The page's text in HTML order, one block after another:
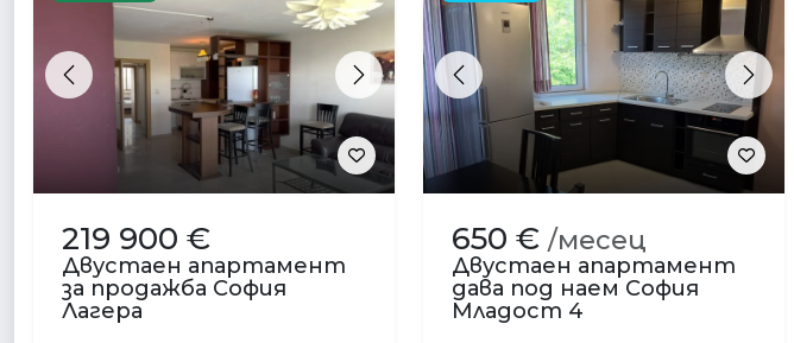
Previous Next
219 900 €
Двустаен апартамент
за продажба София
Лагера
Previous Next
650 € /месец
Двустаен апартамент
дава под наем София
Младост 4